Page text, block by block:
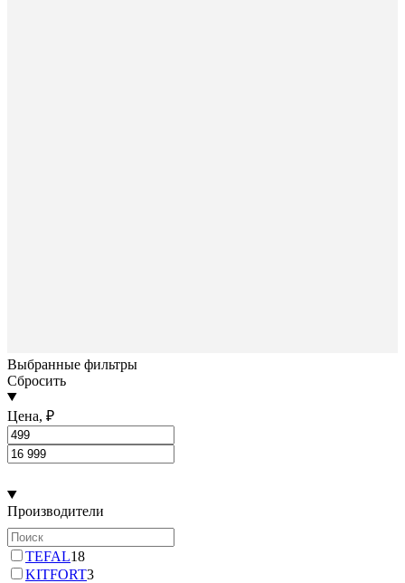
Выбранные фильтры
Сбросить
Цена, ₽
Производители
TEFAL18
KITFORT3